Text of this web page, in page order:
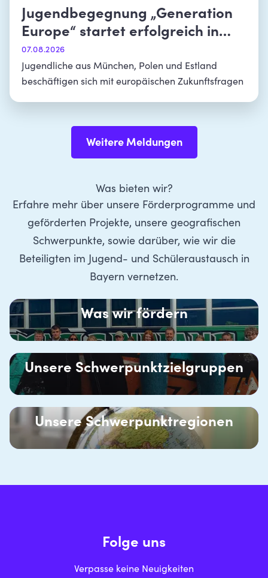
Jugendbegegnung „Generation
Europe“ startet erfolgreich in
München
07.08.2026
Jugendliche aus München, Polen und Estland
beschäftigen sich mit europäischen Zukunftsfragen
Weitere Meldungen
Was bieten wir?
Erfahre mehr über unsere Förderprogramme und
geförderten Projekte, unsere geografischen
Schwerpunkte, sowie darüber, wie wir die
Beteiligten im Jugend- und Schüleraustausch in
Bayern vernetzen.
Was wir fördern
Unsere Schwerpunktzielgruppen
Unsere Schwerpunktregionen
Folge uns
Verpasse keine Neuigkeiten